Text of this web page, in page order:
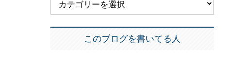
このブログを書いてる人